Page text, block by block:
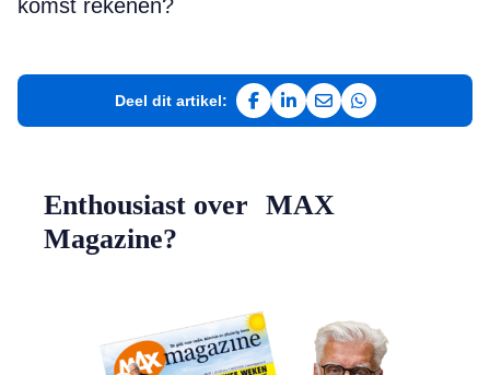
komst rekenen?
Deel dit artikel:
Deel op Facebook
Deel op LinkedIn
Deel via e-mail
Deel via
Enthousiast over MAX
Magazine?